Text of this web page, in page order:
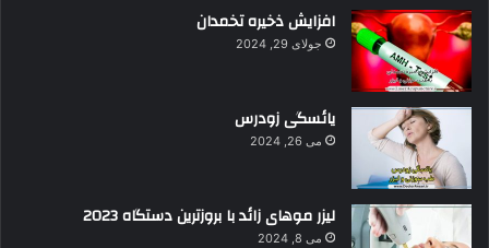
د
ک
ن
ی
افزایش ذخیره تخمدان
جولای 29, 2024
یائسگی زودرس
می 26, 2024
لیزر موهای زائد با بروزترین دستگاه 2023
می 8, 2024